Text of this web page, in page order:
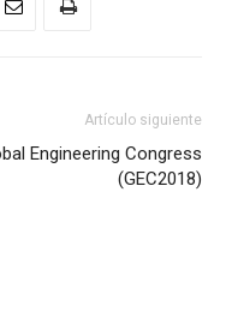
Artículo siguiente
Engineering Congress
(GEC2018)